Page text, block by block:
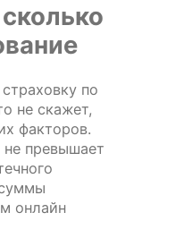
по
не скажет,
факторов.
превышает
онлайн